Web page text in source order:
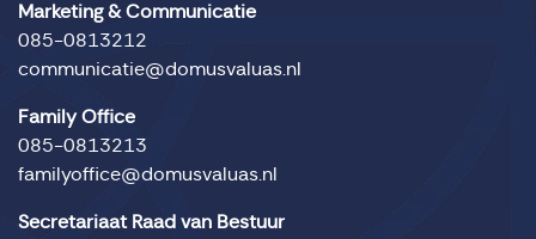
Marketing & Communicatie
085-0813212
communicatie@domusvaluas.nl
Family Office
085-0813213
familyoffice@domusvaluas.nl
Secretariaat Raad van Bestuur